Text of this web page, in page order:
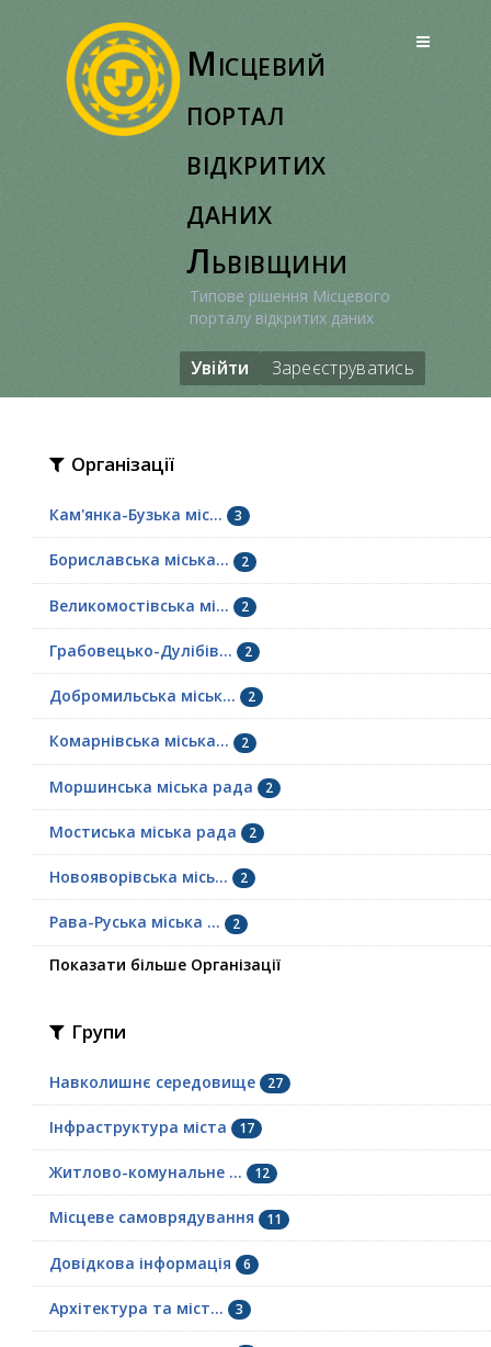
Місцевий
портал
відкритих
даних
Львівщини
Типове рішення Місцевого
порталу відкритих даних
Увійти Зареєструватись
Організації
Кам'янка-Бузька міс... 3
Бориславська міська... 2
Великомостівська мі... 2
Грабовецько-Дулібів... 2
Добромильська міськ... 2
Комарнівська міська... 2
Моршинська міська рада 2
Мостиська міська рада 2
Новояворівська місь... 2
Рава-Руська міська ... 2
Показати більше Організації
Групи
Навколишнє середовище 27
Інфраструктура міста 17
Житлово-комунальне ... 12
Місцеве самоврядування 11
Довідкова інформація 6
Архітектура та міст... 3